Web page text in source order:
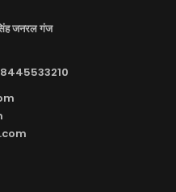
जनरल गंज